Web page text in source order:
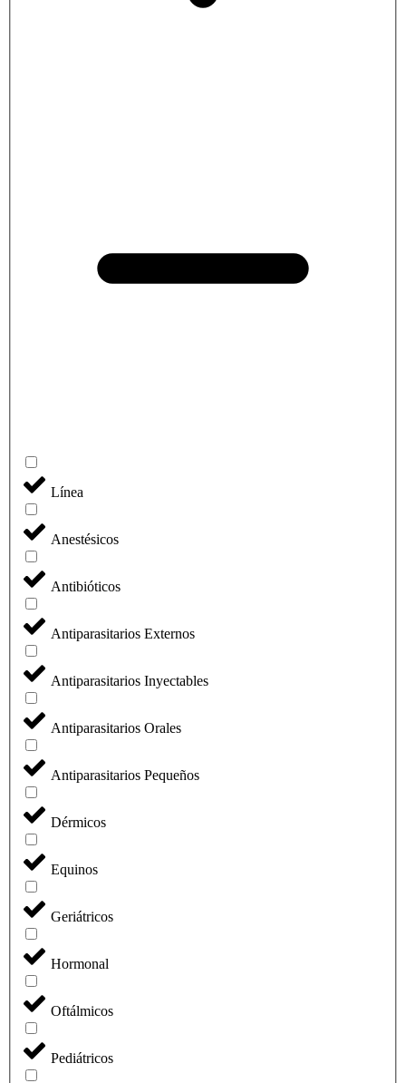
Línea
Anestésicos
Antibióticos
Antiparasitarios Externos
Antiparasitarios Inyectables
Antiparasitarios Orales
Antiparasitarios Pequeños
Dérmicos
Equinos
Geriátricos
Hormonal
Oftálmicos
Pediátricos